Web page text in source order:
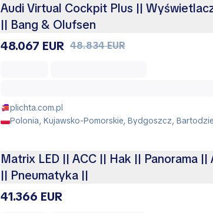
Audi Virtual Cockpit Plus ||
|| Bang & Olufsen
48.067 EUR 48.834 EUR
plichta.com.pl
Polonia, Kujawsko-Pomorskie, Bydgoszcz,
Matrix LED || ACC || Hak || Panorama ||
|| Pneumatyka ||
41.366 EUR